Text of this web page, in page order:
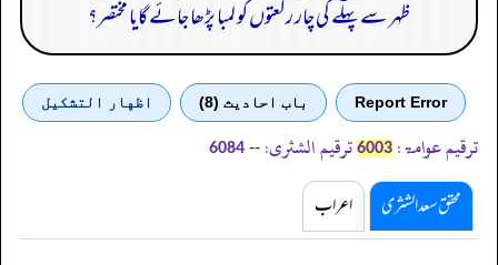
ظہر سے پہلے کی چار رکعتوں کو لمبا پڑھا جائے گایا مختصر؟
Report Error باب احادیث (8) اظهار التشكيل
ترقیم عوامۃ: 6003 ترقیم الشثری: --
6084
محقق سعد الشثری اعراب